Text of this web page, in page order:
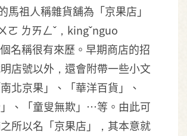
馬祖人稱雜貨舖為「京果店」
ㄛ ㄌㄞㄥˇ，kingˇnguo
名稱很有來歷。早期商店的招
店號以外，還會附帶一些小文
北京果」、「華洋百貨」、
」、「童叟無欺」…等。由此可
所以名「京果店」，其本意就